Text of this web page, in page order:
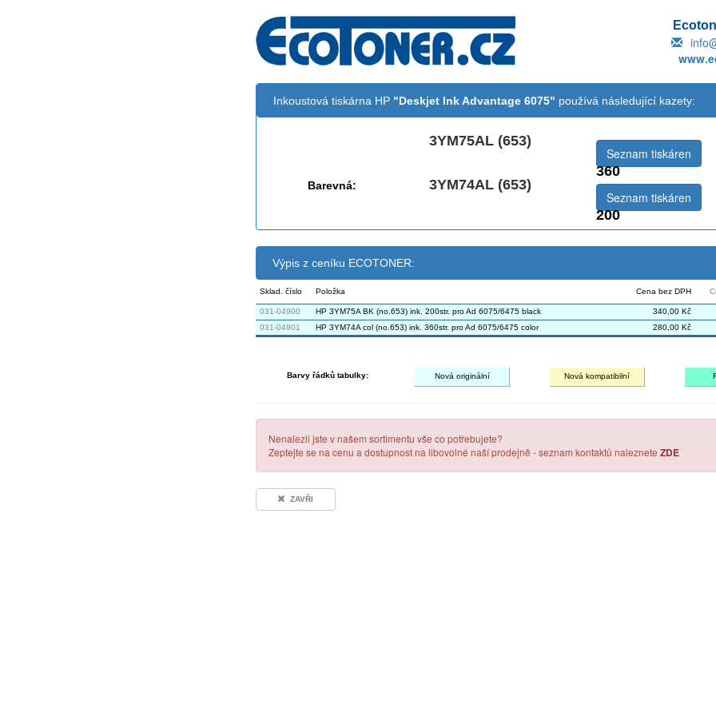
Inkoustová tiskárna HP "Deskjet Ink Advantage 6075" používá následující kazety:
3YM75AL (653)
360
Seznam tiskáren
Barevná:
3YM74AL (653)
200
Seznam tiskáren
Výpis z ceníku ECOTONER:
Sklad. číslo Položka Cena bez DPH
031-04900 HP 3YM75A BK (no.653) ink. 200str. pro Ad 6075/6475 black 340,00 Kč
031-04901
HP 3YM74A col (no.653) ink. 360str. pro Ad 6075/6475 color 280,00 Kč
Barvy řádků tabulky: Nová originální Nová kompatibilní
Nenalezli jste v našem sortimentu vše co potřebujete?
Zeptejte se na cenu a dostupnost na libovolné naší prodejně - seznam kontaktů naleznete ZDE
ZAVŘI